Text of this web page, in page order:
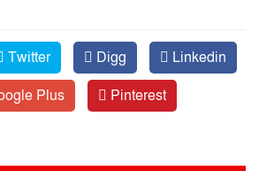
Twitter Digg
Linkedin
Plus
Pinterest